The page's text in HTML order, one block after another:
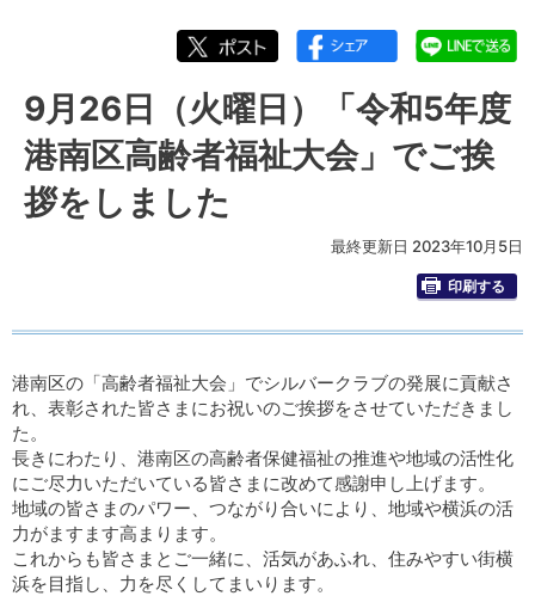
フォトダイアリー 2023年度
フォトダイアリー 2023年9月
9月26日（火曜日）「令和5年度 港南区高齢者福祉大会」でご
挨拶をしました
9月26日（火曜日）「令和5年度
港南区高齢者福祉大会」でご挨
拶をしました
最終更新日 2023年10月5日
印刷する
港南区の「高齢者福祉大会」でシルバークラブの発展に貢献さ
れ、表彰された皆さまにお祝いのご挨拶をさせていただきまし
た。
長きにわたり、港南区の高齢者保健福祉の推進や地域の活性化
にご尽力いただいている皆さまに改めて感謝申し上げます。
地域の皆さまのパワー、つながり合いにより、地域や横浜の活
力がますます高まります。
これからも皆さまとご一緒に、活気があふれ、住みやすい街横
浜を目指し、力を尽くしてまいります。